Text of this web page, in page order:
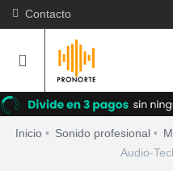
Contacto
Inicio Sonido profesional
Audio-